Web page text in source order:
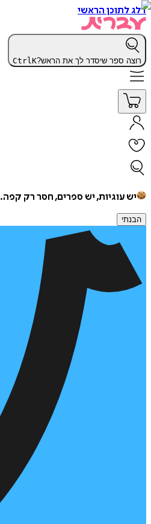
דלג לתוכן הראשי
רוצה ספר שיסדר לך את הראש? CtrlK
יש עוגיות, יש ספרים, חסר רק קפה.
הבנתי